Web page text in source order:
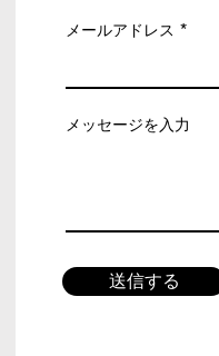
メールアドレス
メッセージを入力
送信する